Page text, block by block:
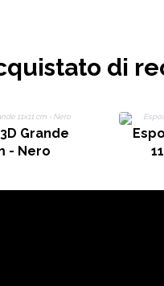
di
Grande
- Nero